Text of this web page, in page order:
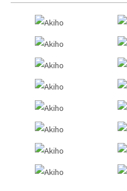
キッズ
ミディアム
ショート
セミロング